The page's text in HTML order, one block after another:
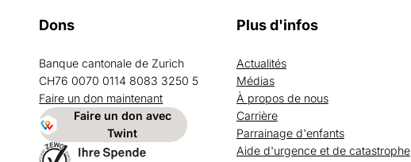
Dons
Banque cantonale de Zurich
CH76 0070 0114 8083 3250 5
Faire un don maintenant
Faire un don avec
Twint
Plus d'infos
Actualités
Médias
À propos de nous
Carrière
Parrainage d'enfants
Aide d'urgence et de catastrophe